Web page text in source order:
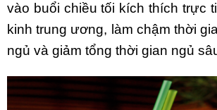
vào buổi chiều tối kích thích trực
kinh trung ương, làm chậm thời
ngủ và giảm tổng thời gian ngủ